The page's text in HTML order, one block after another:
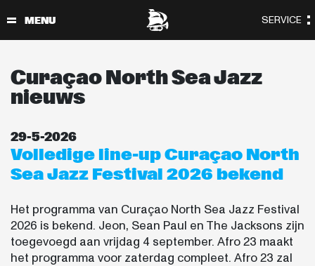
Curaçao North Sea Jazz
nieuws
29-5-2026
Volledige line-up Curaçao North
Sea Jazz Festival 2026 bekend
Het programma van Curaçao North Sea Jazz Festival
2026 is bekend. Jeon, Sean Paul en The Jacksons zijn
toegevoegd aan vrijdag 4 september. Afro 23 maakt
het programma voor zaterdag compleet. Afro 23 zal